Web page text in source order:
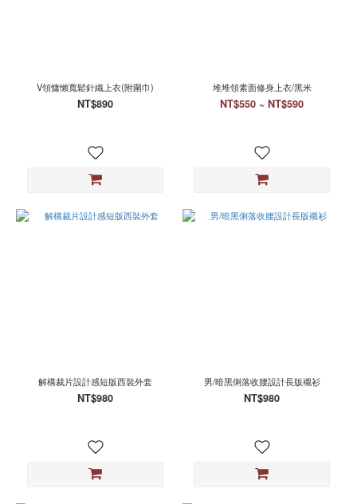
V領慵懶寬鬆針織上衣(附圍巾)
NT$890
堆堆領素面修身上衣/黑米
NT$550 ~ NT$590
解構裁片設計感短版西裝外套
NT$980
男/暗黑俐落收腰設計長版襯衫
NT$980